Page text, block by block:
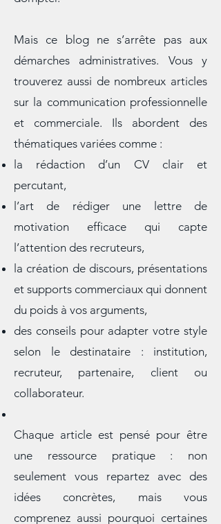
administratif et apprendre à le
Mais ce blog ne s’arrête pas aux
trouverez aussi de nombreux articles
et commerciale. Ils abordent des
la rédaction d’un CV clair et
l’art de rédiger une lettre de
motivation efficace qui capte
l’attention des recruteurs,
la création de discours, présentations
et supports commerciaux qui donnent
du poids à vos arguments,
des conseils pour adapter votre style
selon le destinataire : institution,
Chaque article est pensé pour être
une ressource pratique : non
seulement vous repartez avec des